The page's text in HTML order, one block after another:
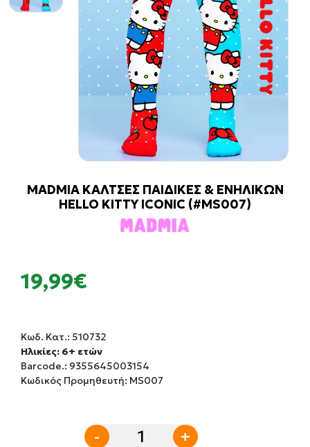
MADMIA ΚΑΛΤΣΕΣ ΠΑΙΔΙΚΕΣ & ΕΝΗΛΙΚΩΝ
HELLO KITTY ICONIC (#MS007)
19,99€
Κωδ. Κατ.: 510732
Ηλικίες: 6+ ετών
Barcode.: 9355645003154
Κωδικός Προμηθευτή: MS007
- +